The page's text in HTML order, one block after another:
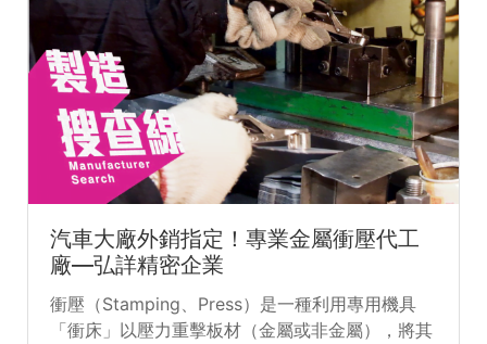
汽車大廠外銷指定！專業金屬衝壓代工
廠—弘詳精密企業
衝壓（Stamping、Press）是一種利用專用機具
「衝床」以壓力重擊板材（金屬或非金屬），將其